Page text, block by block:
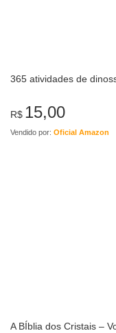
365 atividades de
R$ 15,00
Vendido por: Oficial Amazon
A BÍblia dos Cristais –